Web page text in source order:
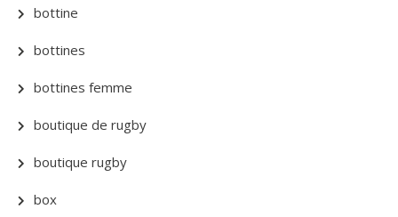
bottine
bottines
bottines femme
boutique de rugby
boutique rugby
box